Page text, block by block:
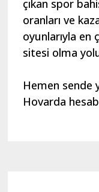
çıkan spor
oranları ve
oyunlarıyla en
sitesi olma
Hemen sende
Hovarda